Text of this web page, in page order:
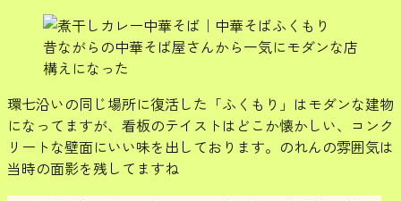
昔ながらの中華そば屋さんから一気にモダンな店
構えになった
環七沿いの同じ場所に復活した「ふくもり」はモダンな建物
になってますが、看板のテイストはどこか懐かしい、コンク
リートな壁面にいい味を出しております。のれんの雰囲気は
当時の面影を残してますね